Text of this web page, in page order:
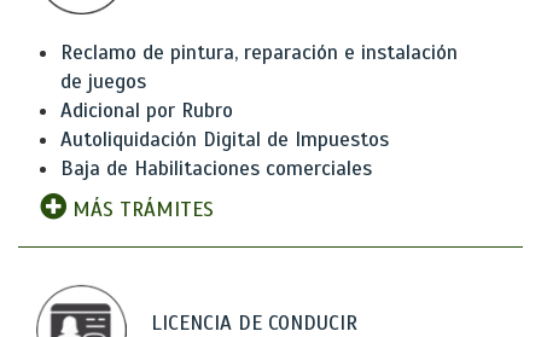
Reclamo de pintura, reparación e instalación
de juegos
Adicional por Rubro
Autoliquidación Digital de Impuestos
Baja de Habilitaciones comerciales
MÁS TRÁMITES
LICENCIA DE CONDUCIR